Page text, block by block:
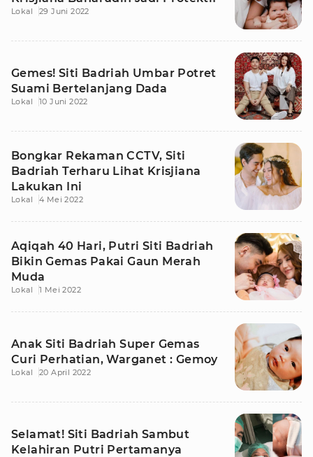
Lokal 29 Juni 2022
Gemes! Siti Badriah Umbar Potret
Suami Bertelanjang Dada
Lokal 10 Juni 2022
Bongkar Rekaman CCTV, Siti
Badriah Terharu Lihat Krisjiana
Lakukan Ini
Lokal 4 Mei 2022
Aqiqah 40 Hari, Putri Siti Badriah
Bikin Gemas Pakai Gaun Merah
Muda
Lokal 1 Mei 2022
Anak Siti Badriah Super Gemas
Curi Perhatian, Warganet : Gemoy
Lokal 20 April 2022
Selamat! Siti Badriah Sambut
Kelahiran Putri Pertamanya